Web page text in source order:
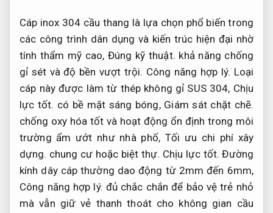
Cáp inox 304 cầu thang là lựa chọn phổ biến trong
các công trình dân dụng và kiến trúc hiện đại nhờ
tính thẩm mỹ cao,Đúng kỹ thuật. khả năng chống
gỉ sét và độ bền vượt trội. Công năng hợp lý. Loại
cáp này được làm từ thép không gỉ SUS 304, Chịu
lực tốt. có bề mặt sáng bóng, Giám sát chặt chẽ.
chống oxy hóa tốt và hoạt động ổn định trong môi
trường ẩm ướt như nhà phố, Tối ưu chi phí xây
dựng. chung cư hoặc biệt thự. Chịu lực tốt. Đường
kính dây cáp thường dao động từ 2mm đến 6mm,
Công năng hợp lý. đủ chắc chắn để bảo vệ trẻ nhỏ
mà vẫn giữ vẻ thanh thoát cho không gian cầu